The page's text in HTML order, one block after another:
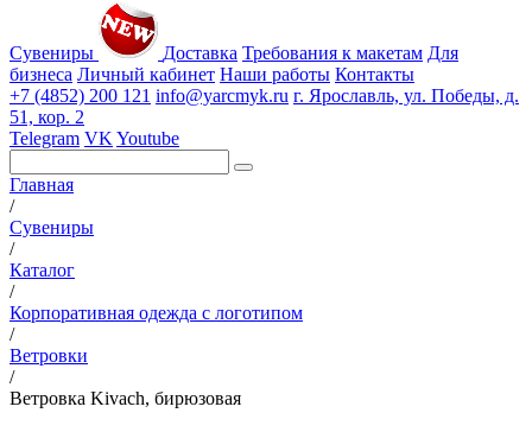
Сувениры Доставка Требования к макетам Для
бизнеса Личный кабинет Наши работы Контакты
+7 (4852) 200 121 info@yarcmyk.ru г. Ярославль, ул. Победы, д.
51, кор. 2
Telegram VK Youtube
Главная
/
Сувениры
/
Каталог
/
Корпоративная одежда с логотипом
/
Ветровки
/
Ветровка Kivach, бирюзовая